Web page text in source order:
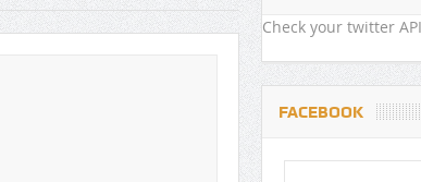
Check your twitter
FACEBOOK